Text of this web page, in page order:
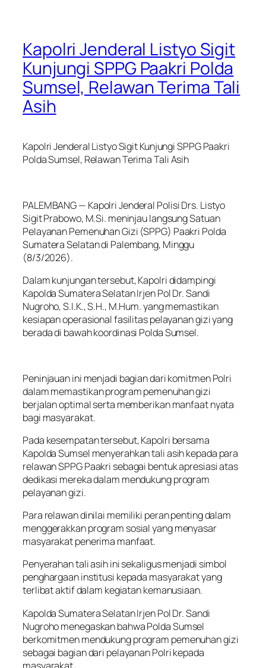
Kapolri Jenderal Listyo Sigit
Kunjungi SPPG Paakri Polda
Sumsel, Relawan Terima Tali
Asih
Kapolri Jenderal Listyo Sigit Kunjungi SPPG Paakri
Polda Sumsel, Relawan Terima Tali Asih
PALEMBANG — Kapolri Jenderal Polisi Drs. Listyo
Sigit Prabowo, M.Si. meninjau langsung Satuan
Pelayanan Pemenuhan Gizi (SPPG) Paakri Polda
Sumatera Selatan di Palembang, Minggu
(8/3/2026).
Dalam kunjungan tersebut, Kapolri didampingi
Kapolda Sumatera Selatan Irjen Pol Dr. Sandi
Nugroho, S.I.K., S.H., M.Hum. yang memastikan
kesiapan operasional fasilitas pelayanan gizi yang
berada di bawah koordinasi Polda Sumsel.
Peninjauan ini menjadi bagian dari komitmen Polri
dalam memastikan program pemenuhan gizi
berjalan optimal serta memberikan manfaat nyata
bagi masyarakat.
Pada kesempatan tersebut, Kapolri bersama
Kapolda Sumsel menyerahkan tali asih kepada para
relawan SPPG Paakri sebagai bentuk apresiasi atas
dedikasi mereka dalam mendukung program
pelayanan gizi.
Para relawan dinilai memiliki peran penting dalam
menggerakkan program sosial yang menyasar
masyarakat penerima manfaat.
Penyerahan tali asih ini sekaligus menjadi simbol
penghargaan institusi kepada masyarakat yang
terlibat aktif dalam kegiatan kemanusiaan.
Kapolda Sumatera Selatan Irjen Pol Dr. Sandi
Nugroho menegaskan bahwa Polda Sumsel
berkomitmen mendukung program pemenuhan gizi
sebagai bagian dari pelayanan Polri kepada